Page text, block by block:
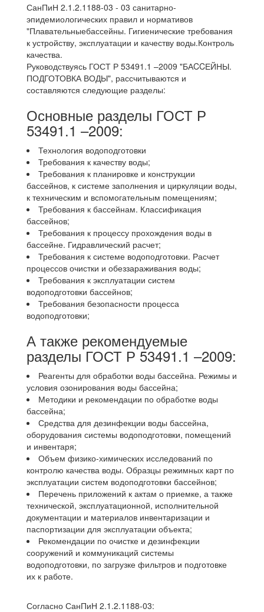
СанПиН 2.1.2.1188-03 - 03 санитарно-
эпидемиологических правил и нормативов
"Плавательныебассейны. Гигиенические требования
к устройству, эксплуатации и качеству воды.Контроль
качества.
Руководствуясь ГОСТ Р 53491.1 –2009 "БАCCЕЙНЫ.
ПОДГОТОВКА ВОДЫ", рассчитываются и
составляются следующие разделы:
Основные разделы ГОСТ Р
53491.1 –2009:
Технология водоподготовки
Требования к качеству воды;
Требования к планировке и конструкции
бассейнов, к системе заполнения и циркуляции воды,
к техническим и вспомогательным помещениям;
Требования к бассейнам. Классификация
бассейнов;
Требования к процессу прохождения воды в
бассейне. Гидравлический расчет;
Требования к системе водоподготовки. Расчет
процессов очистки и обеззараживания воды;
Требования к эксплуатации систем
водоподготовки бассейнов;
Требования безопасности процесса
водоподготовки;
А также рекомендуемые
разделы ГОСТ Р 53491.1 –2009:
Реагенты для обработки воды бассейна. Режимы и
условия озонирования воды бассейна;
Методики и рекомендации по обработке воды
бассейна;
Средства для дезинфекции воды бассейна,
оборудования системы водоподготовки, помещений
и инвентаря;
Объем физико-химических исследований по
контролю качества воды. Образцы режимных карт по
эксплуатации систем водоподготовки бассейнов;
Перечень приложений к актам о приемке, а также
технической, эксплуатационной, исполнительной
документации и материалов инвентаризации и
паспортизации для эксплуатации объекта;
Рекомендации по очистке и дезинфекции
сооружений и коммуникаций системы
водоподготовки, по загрузке фильтров и подготовке
их к работе.
Согласно СанПиН 2.1.2.1188-03: